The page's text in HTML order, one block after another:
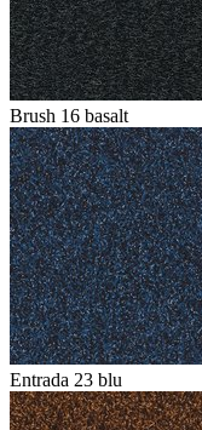
Brush 16 basalt
Entrada 23 blu